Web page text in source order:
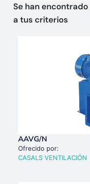
Se han encontrado
a tus criterios
AAVG/N
Ofrecido por:
CASALS VENTILACIÓN